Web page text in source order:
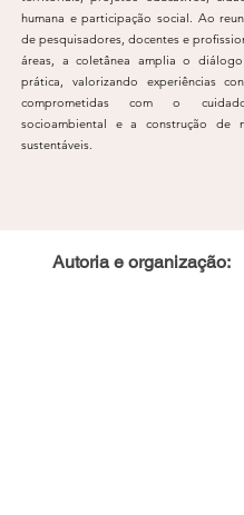
humana e participação social. Ao
de pesquisadores, docentes e
áreas, a coletânea amplia o
prática, valorizando experiências
comprometidas com o
socioambiental e a construção de
sustentáveis.
Autoria e organização: